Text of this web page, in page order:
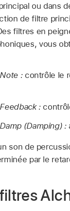
ou dans
de filtre
filtres en
vous
:contrôle le
:
(Damping) :
son de
par le